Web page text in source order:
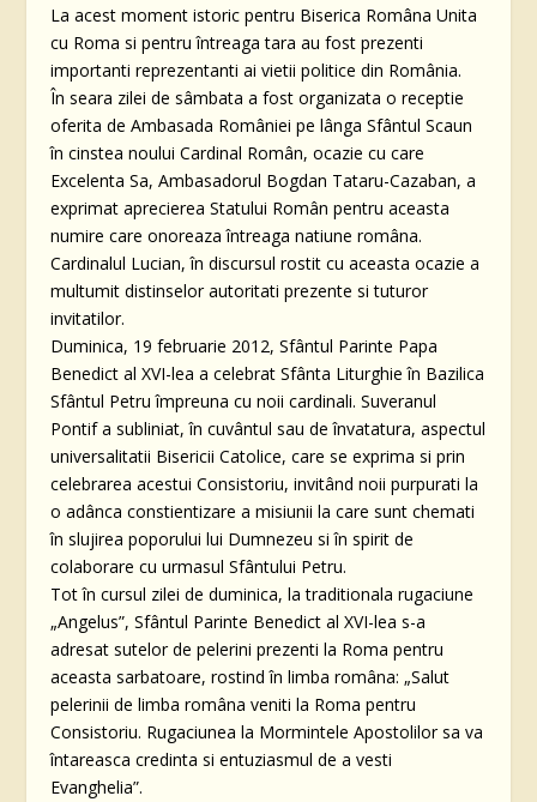
La acest moment istoric pentru Biserica Româna Unita
cu Roma si pentru întreaga tara au fost prezenti
importanti reprezentanti ai vietii politice din România.
În seara zilei de sâmbata a fost organizata o receptie
oferita de Ambasada României pe lânga Sfântul Scaun
în cinstea noului Cardinal Român, ocazie cu care
Excelenta Sa, Ambasadorul Bogdan Tataru-Cazaban, a
exprimat aprecierea Statului Român pentru aceasta
numire care onoreaza întreaga natiune româna.
Cardinalul Lucian, în discursul rostit cu aceasta ocazie a
multumit distinselor autoritati prezente si tuturor
invitatilor.
Duminica, 19 februarie 2012, Sfântul Parinte Papa
Benedict al XVI-lea a celebrat Sfânta Liturghie în Bazilica
Sfântul Petru împreuna cu noii cardinali. Suveranul
Pontif a subliniat, în cuvântul sau de învatatura, aspectul
universalitatii Bisericii Catolice, care se exprima si prin
celebrarea acestui Consistoriu, invitând noii purpurati la
o adânca constientizare a misiunii la care sunt chemati
în slujirea poporului lui Dumnezeu si în spirit de
colaborare cu urmasul Sfântului Petru.
Tot în cursul zilei de duminica, la traditionala rugaciune
„Angelus”, Sfântul Parinte Benedict al XVI-lea s-a
adresat sutelor de pelerini prezenti la Roma pentru
aceasta sarbatoare, rostind în limba româna: „Salut
pelerinii de limba româna veniti la Roma pentru
Consistoriu. Rugaciunea la Mormintele Apostolilor sa va
întareasca credinta si entuziasmul de a vesti
Evanghelia”.